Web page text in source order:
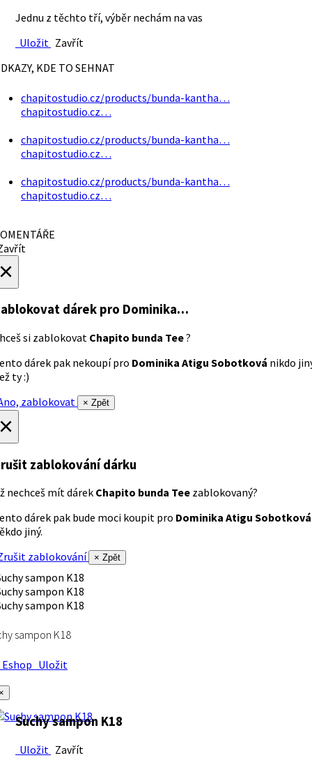
Jednu z těchto tří, výběr nechám na vas
Uložit Zavřít
KDE TO SEHNAT
chapitostudio.cz/products/bunda-kantha…
chapitostudio.cz…
chapitostudio.cz/products/bunda-kantha…
chapitostudio.cz…
chapitostudio.cz/products/bunda-kantha…
chapitostudio.cz…
dárek pro Dominika…
si zablokovat Chapito bunda Tee?
dárek pak nekoupí pro Dominika Atigu Sobotková nikdo
ty :)
zablokovat
× Zpět
zablokování dárku
nechceš mít dárek Chapito bunda Tee zablokovaný?
dárek pak bude moci koupit pro Dominika Atigu Sobotková
jiný.
zablokování
× Zpět
sampon K18
Uložit
Suchy sampon K18
Uložit Zavřít